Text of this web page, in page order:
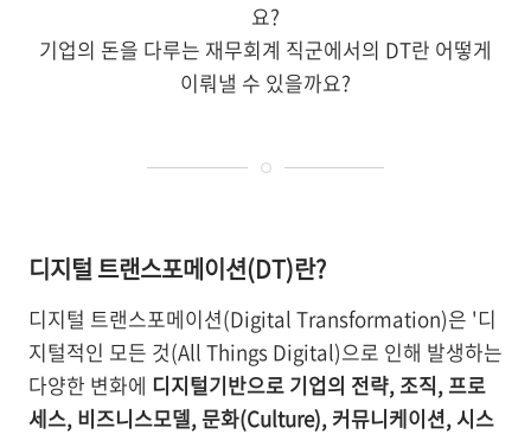
요?
기업의 돈을 다루는 재무회계 직군에서의 DT란 어떻게
이뤄낼 수 있을까요?
디지털 트랜스포메이션(DT)란?
디지털 트랜스포메이션(Digital Transformation)은 '디
지털적인 모든 것(All Things Digital)으로 인해 발생하는
다양한 변화에 디지털기반으로 기업의 전략, 조직, 프로
세스, 비즈니스모델, 문화(Culture), 커뮤니케이션, 시스